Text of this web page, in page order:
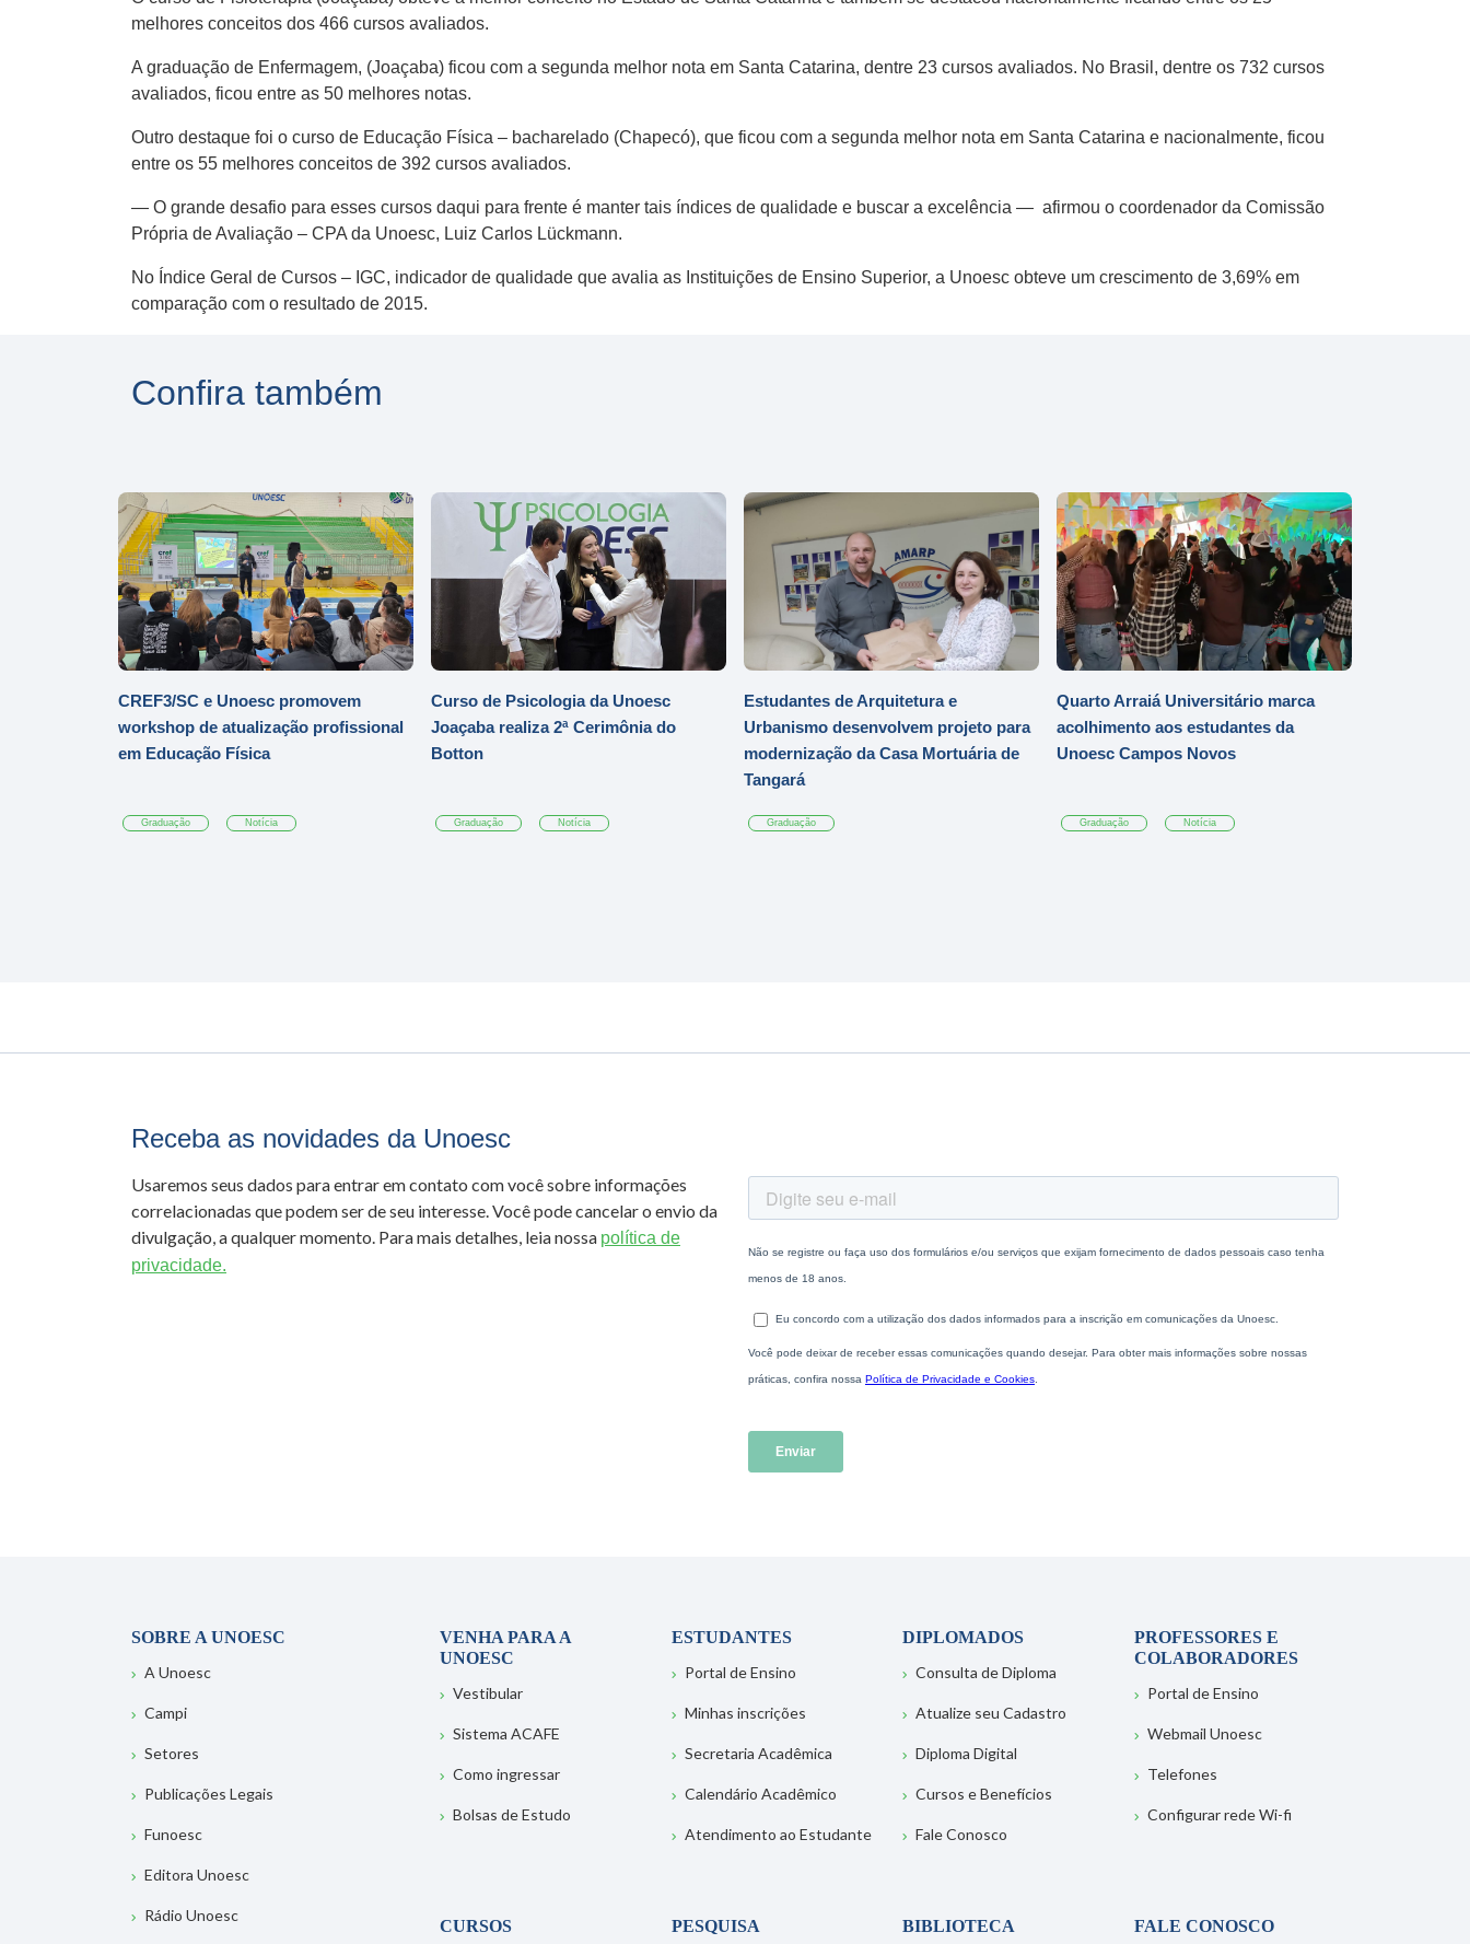
melhores conceitos dos 466 cursos avaliados.
A graduação de Enfermagem, (Joaçaba) ficou com a segunda melhor nota em Santa Catarina, dentre 23 cursos avaliados. No Brasil, dentre os 732 cursos
avaliados, ficou entre as 50 melhores notas.
Outro destaque foi o curso de Educação Física – bacharelado (Chapecó), que ficou com a segunda melhor nota em Santa Catarina e nacionalmente, ficou
entre os 55 melhores conceitos de 392 cursos avaliados.
— O grande desafio para esses cursos daqui para frente é manter tais índices de qualidade e buscar a excelência — afirmou o coordenador da Comissão
Própria de Avaliação – CPA da Unoesc, Luiz Carlos Lückmann.
No Índice Geral de Cursos – IGC, indicador de qualidade que avalia as Instituições de Ensino Superior, a Unoesc obteve um crescimento de 3,69% em
comparação com o resultado de 2015.
Confira também
CREF3/SC e Unoesc promovem
workshop de atualização profissional
em Educação Física
Graduação Notícia
Curso de Psicologia da Unoesc
Joaçaba realiza 2ª Cerimônia do
Botton
Graduação Notícia
Estudantes de Arquitetura e
Urbanismo desenvolvem projeto para
modernização da Casa Mortuária de
Tangará
Graduação
Quarto Arraiá Universitário marca
acolhimento aos estudantes da
Unoesc Campos Novos
Graduação Notícia
Receba as novidades da Unoesc
Usaremos seus dados para entrar em contato com você sobre informações
correlacionadas que podem ser de seu interesse. Você pode cancelar o envio da
divulgação, a qualquer momento. Para mais detalhes, leia nossa política de
privacidade.
SOBRE A UNOESC
A Unoesc
Campi
Setores
Publicações Legais
Funoesc
Editora Unoesc
Rádio Unoesc
VENHA PARA A
UNOESC
Vestibular
Sistema ACAFE
Como ingressar
Bolsas de Estudo
ESTUDANTES
Portal de Ensino
Minhas inscrições
Secretaria Acadêmica
Calendário Acadêmico
Atendimento ao Estudante
DIPLOMADOS
Consulta de Diploma
Atualize seu Cadastro
Diploma Digital
Cursos e Benefícios
Fale Conosco
PROFESSORES E
COLABORADORES
Portal de Ensino
Webmail Unoesc
Telefones
Configurar rede Wi-fi
CURSOS PESQUISA BIBLIOTECA FALE CONOSCO